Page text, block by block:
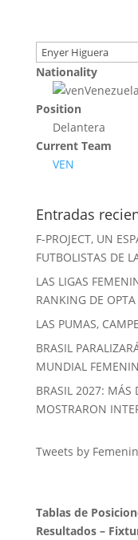
Nationality
Venezuela
Position
Delantera
Current Team
VEN
Entradas
F-PROJECT, UN
FUTBOLISTAS DE
LAS LIGAS
RANKING DE
LAS PUMAS,
BRASIL
MUNDIAL
BRASIL 2027: MÁS
MOSTRARON
Tweets by
Tablas de
Resultados–